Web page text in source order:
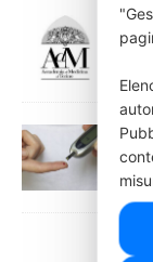
“I
7
Le
sul